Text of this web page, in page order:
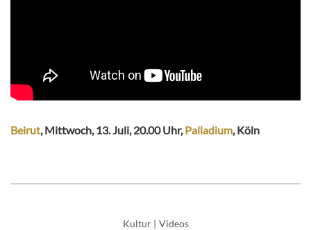
Beirut, Mittwoch, 13. Juli, 20.00 Uhr,Palladium, Köln
Kultur | Videos